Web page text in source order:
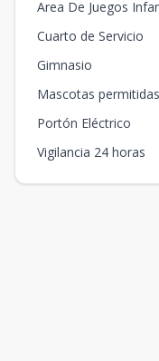
Area De Juegos
Cuarto de Servicio
Gimnasio
Mascotas permitidas
Portón Eléctrico
Vigilancia 24 horas